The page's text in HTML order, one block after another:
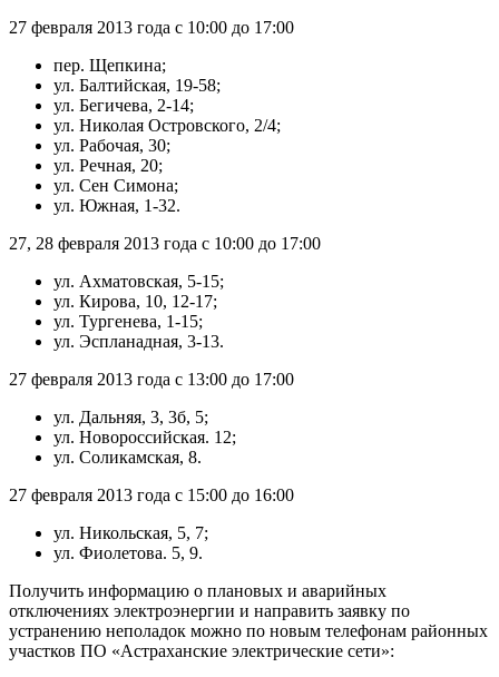
27 февраля 2013 года с 10:00 до 17:00
пер. Щепкина;
ул. Балтийская, 19-58;
ул. Бегичева, 2-14;
ул. Николая Островского, 2/4;
ул. Рабочая, 30;
ул. Речная, 20;
ул. Сен Симона;
ул. Южная, 1-32.
27, 28 февраля 2013 года с 10:00 до 17:00
ул. Ахматовская, 5-15;
ул. Кирова, 10, 12-17;
ул. Тургенева, 1-15;
ул. Эспланадная, 3-13.
27 февраля 2013 года с 13:00 до 17:00
ул. Дальняя, 3, 3б, 5;
ул. Новороссийская. 12;
ул. Соликамская, 8.
27 февраля 2013 года с 15:00 до 16:00
ул. Никольская, 5, 7;
ул. Фиолетова. 5, 9.
Получить информацию о плановых и аварийных
отключениях электроэнергии и направить заявку по
устранению неполадок можно по новым телефонам районных
участков ПО «Астраханские электрические сети»: